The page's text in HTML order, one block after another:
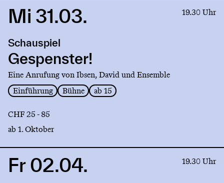
Link
Gespenster!
Mi 31.03. 19.30 Uhr
Schauspiel
Gespenster!
Eine Anrufung von Ibsen, David und Ensemble
Einführung
Bühne ab 15
CHF 25 - 85
ab 1. Oktober
LinkFr 02.04. 19.30 Uhr